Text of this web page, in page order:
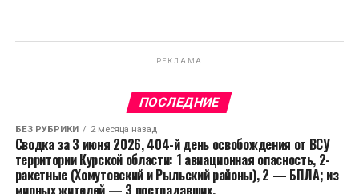
РЕКЛАМА
ПОСЛЕДНИЕ
БЕЗ РУБРИКИ 2 месяца назад
Сводка за 3 июня 2026, 404-й день освобождения от ВСУ
территории Курской области: 1 авиационная опасность, 2-
ракетные (Хомутовский и Рыльский районы), 2 — БПЛА; из
мирных жителей — 3 пострадавших.